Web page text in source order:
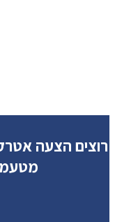
רוצים הצעה